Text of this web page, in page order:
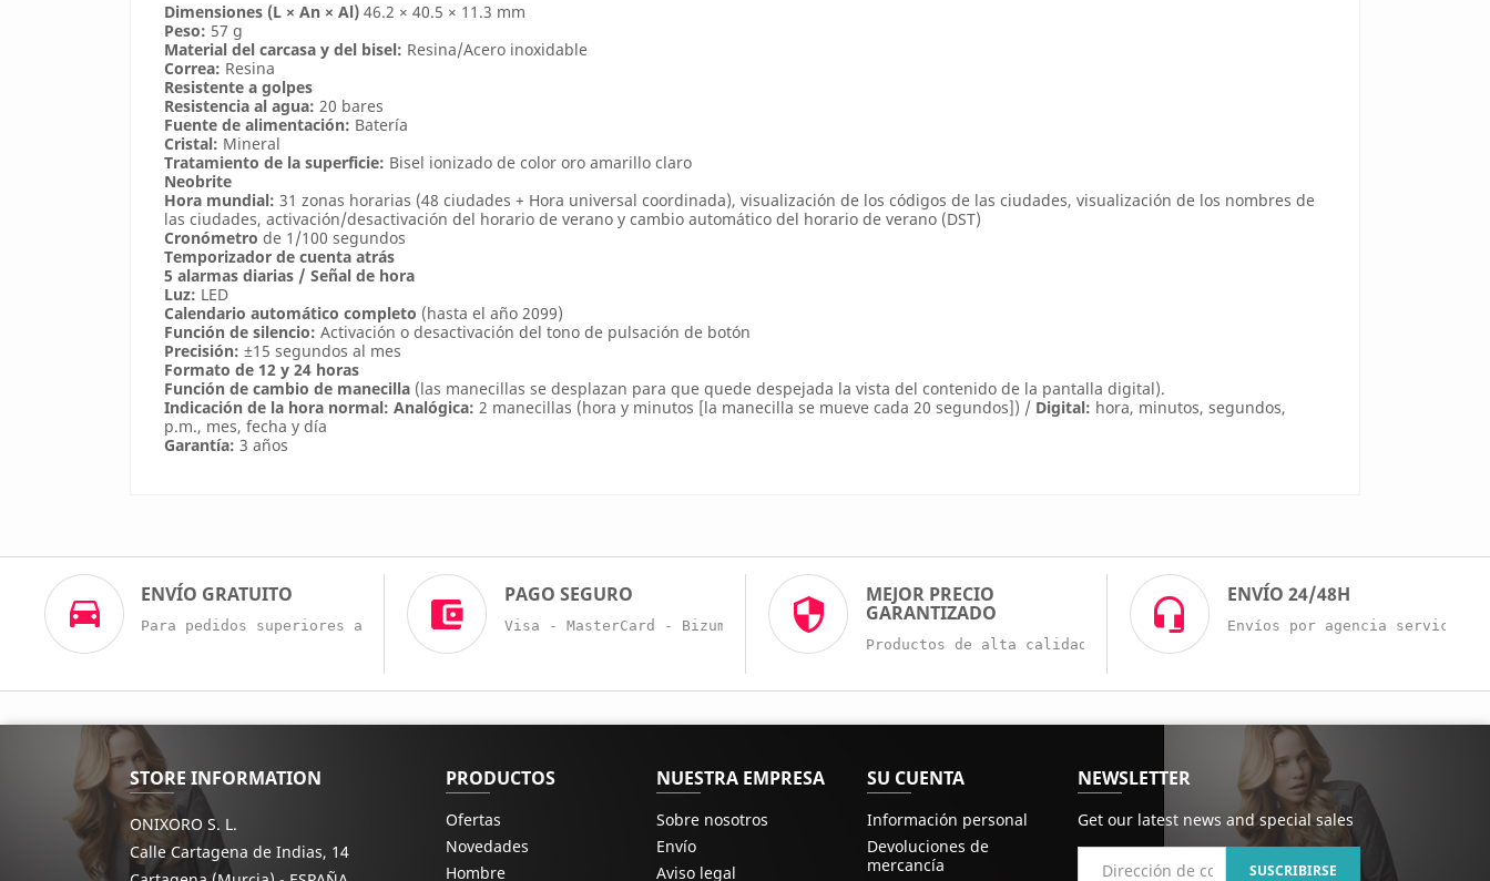
Dimensiones (L × An × Al) 46.2 × 40.5 × 11.3 mm
Peso: 57 g
Material del carcasa y del bisel: Resina/Acero inoxidable
Correa: Resina
Resistente a golpes
Resistencia al agua: 20 bares
Fuente de alimentación: Batería
Cristal: Mineral
Tratamiento de la superficie: Bisel ionizado de color oro amarillo claro
Neobrite
Hora mundial: 31 zonas horarias (48 ciudades + Hora universal coordinada), visualización de los códigos de las ciudades, visualización de los nombres de
las ciudades, activación/desactivación del horario de verano y cambio automático del horario de verano (DST)
Cronómetro de 1/100 segundos
Temporizador de cuenta atrás
5 alarmas diarias / Señal de hora
Luz: LED
Calendario automático completo (hasta el año 2099)
Función de silencio: Activación o desactivación del tono de pulsación de botón
Precisión: ±15 segundos al mes
Formato de 12 y 24 horas
Función de cambio de manecilla (las manecillas se desplazan para que quede despejada la vista del contenido de la pantalla digital).
Indicación de la hora normal: Analógica: 2 manecillas (hora y minutos [la manecilla se mueve cada 20 segundos]) / Digital: hora, minutos, segundos,
p.m., mes, fecha y día
Garantía: 3 años
ENVÍO GRATUITO
Para pedidos superiores a 60€
PAGO SEGURO
Visa - MasterCard - Bizum - Trans. Bancaria
MEJOR PRECIO
GARANTIZADO
Productos de alta calidad a buenos precios.
ENVÍO 24/48H
Envíos por agencia servicio
STORE INFORMATION
ONIXORO S. L.
Calle Cartagena de Indias, 14
PRODUCTOS
Ofertas
Novedades
Hombre
NUESTRA EMPRESA
Sobre nosotros
Envío
Aviso legal
SU CUENTA
Información personal
Devoluciones de
mercancía
NEWSLETTER
Get our latest news and special sales